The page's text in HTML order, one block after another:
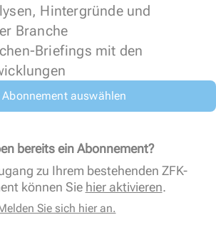
Hintergründe und
Branche
Briefings mit den
Abonnement auswählen
bereits ein Abonnement?
zu Ihrem bestehenden ZFK-
können Sie hier aktivieren.
Sie sich hier an.